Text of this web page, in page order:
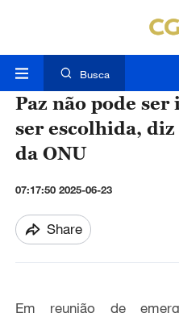
Busca
Paz não pode
ser escolhida,
da ONU
07:17:50 2025-06-23
Share
Em reunião de